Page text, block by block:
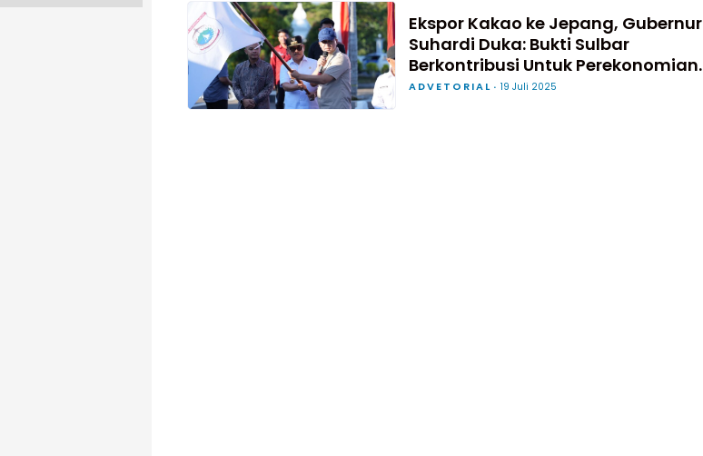
Ekspor Kakao ke Jepang, Gubernur
Suhardi Duka: Bukti Sulbar
Berkontribusi Untuk Perekonomian
Nasional
ADVETORIAL 19 Juli 2025